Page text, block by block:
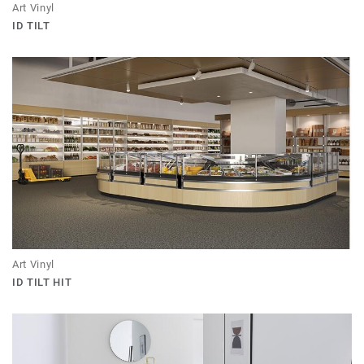
Art Vinyl
ID TILT
Art Vinyl
ID TILT HIT